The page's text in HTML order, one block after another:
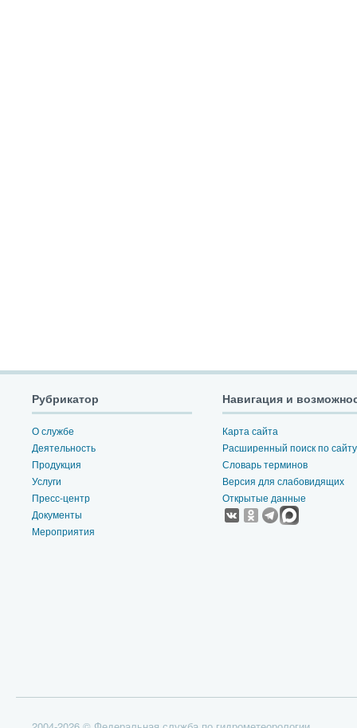
Рубрикатор
О службе
Деятельность
Продукция
Услуги
Пресс-центр
Документы
Мероприятия
Навигация и
Карта сайта
Расширенный поиск по сайту
Словарь терминов
Версия для слабовидящих
Открытые данные